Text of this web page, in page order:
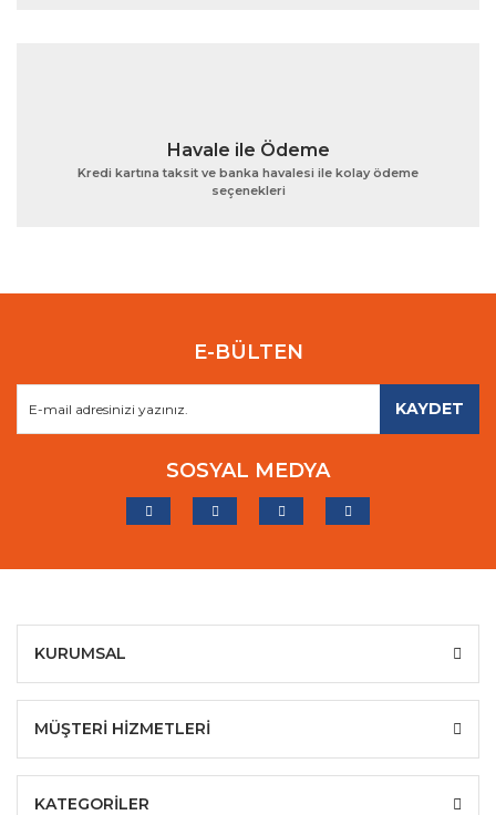
Havale ile Ödeme
Kredi kartına taksit ve banka havalesi ile kolay ödeme
seçenekleri
E-BÜLTEN
KAYDET
SOSYAL MEDYA
KURUMSAL
MÜŞTERİ HİZMETLERİ
KATEGORİLER